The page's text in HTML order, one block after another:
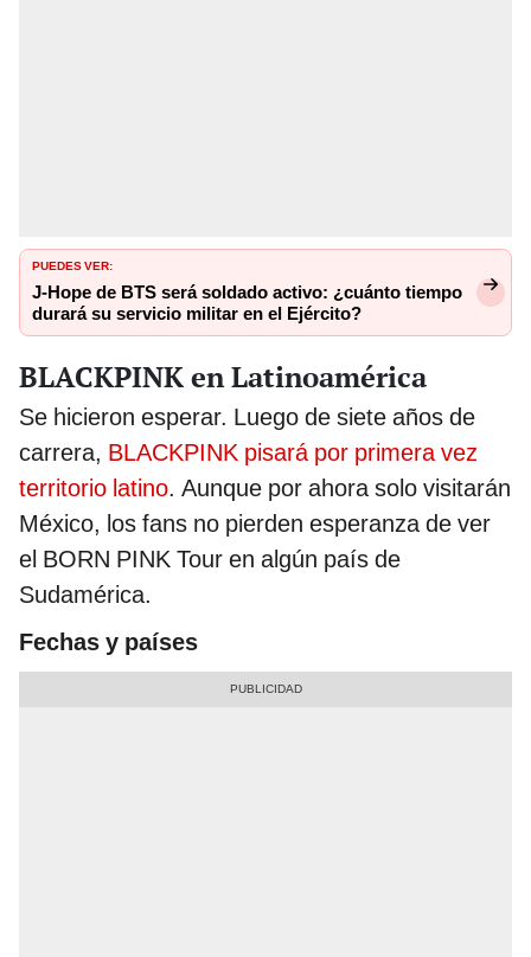
PUEDES VER:
J-Hope de BTS será soldado activo: ¿cuánto tiempo
durará su servicio militar en el Ejército?
BLACKPINK en Latinoamérica
Se hicieron esperar. Luego de siete años de
carrera, BLACKPINK pisará por primera vez
territorio latino. Aunque por ahora solo visitarán
México, los fans no pierden esperanza de ver
el BORN PINK Tour en algún país de
Sudamérica.
Fechas y países